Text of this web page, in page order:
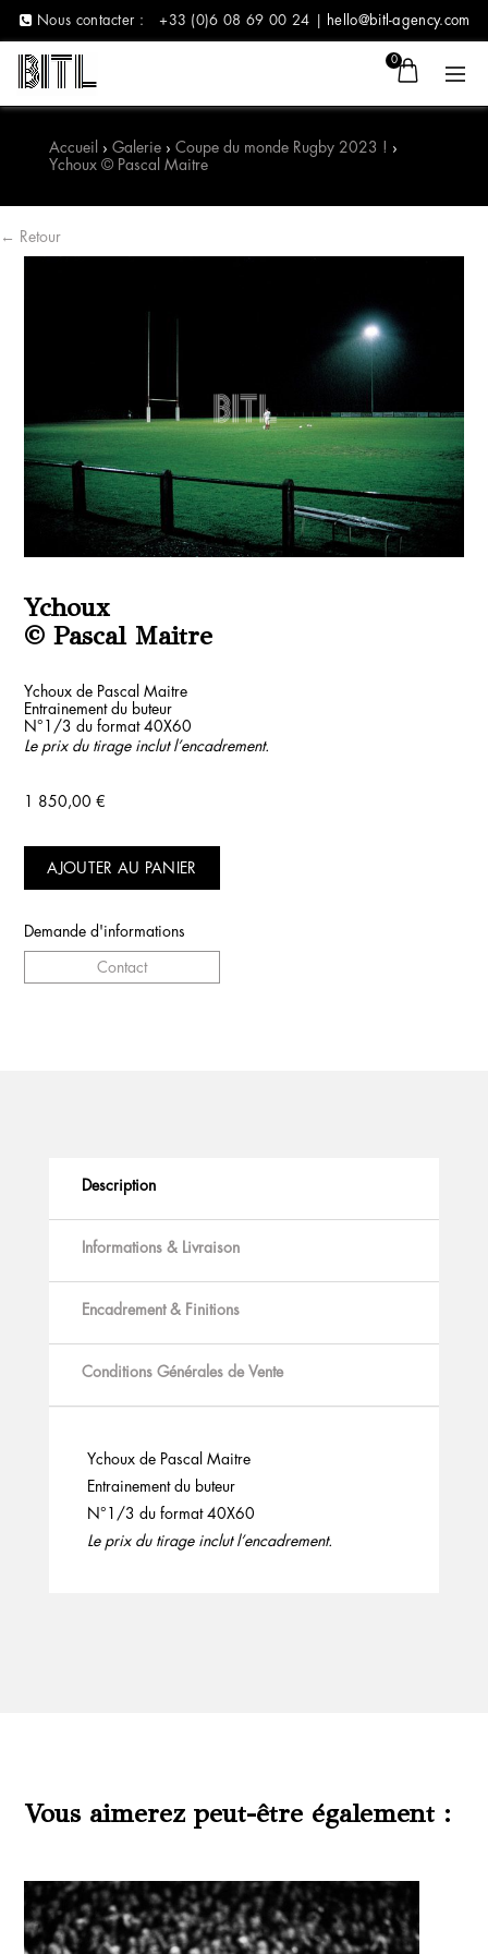
Nous contacter : +33 (0)6 08 69 00 24 | hello@bitl-agency.com
0
Accueil › Galerie› Coupe du monde Rugby 2023 ! ›
Ychoux © Pascal Maitre
← Retour
Ychoux
© Pascal Maitre
Ychoux de Pascal Maitre
Entrainement du buteur
N°1/3 du format 40X60
Le prix du tirage inclut l’encadrement.
1 850,00€
AJOUTER AU PANIER
Demande d'informations
Contact
Description
Informations & Livraison
Encadrement & Finitions
Conditions Générales de Vente
Ychoux de Pascal Maitre
Entrainement du buteur
N°1/3 du format 40X60
Le prix du tirage inclut l’encadrement.
Vous aimerez peut-être également :
Produits similaires